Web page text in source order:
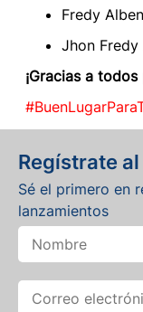
Fredy
Jhon
¡Gracias a
Regístrate
Sé el primero en
lanzamientos